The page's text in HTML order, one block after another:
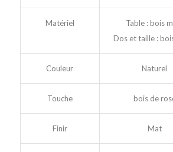
Matériel
Table : bois
Dos et taille :
Couleur Naturel
Touche bois de
Finir Mat